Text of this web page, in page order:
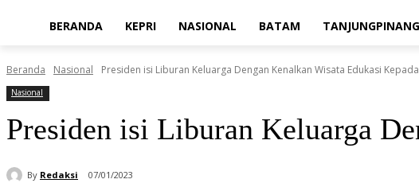
BERANDA KEPRI NASIONAL BATAM TANJUNGPINANG
Beranda Nasional Presiden isi Liburan Keluarga Dengan Kenalkan Wisata Edukasi
Nasional
Presiden isi Liburan Keluarga
By Redaksi 07/01/2023